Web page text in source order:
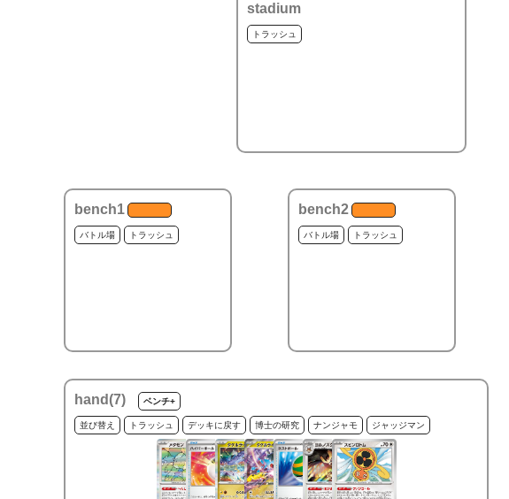
stadium
トラッシュ
bench1
バトル場 トラッシュ
bench2
バトル場 トラッシュ
hand(7) ベンチ+
並び替え トラッシュ デッキに戻す 博士の研究 ナンジャモ ジャッジマン